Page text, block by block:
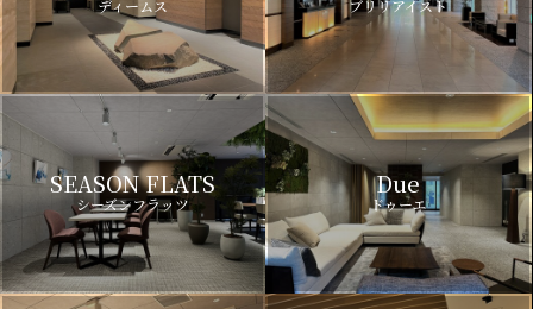
ディームス ブリリアイスト
SEASON FLATS
シーズンフラッツ
Due
ドゥーエ